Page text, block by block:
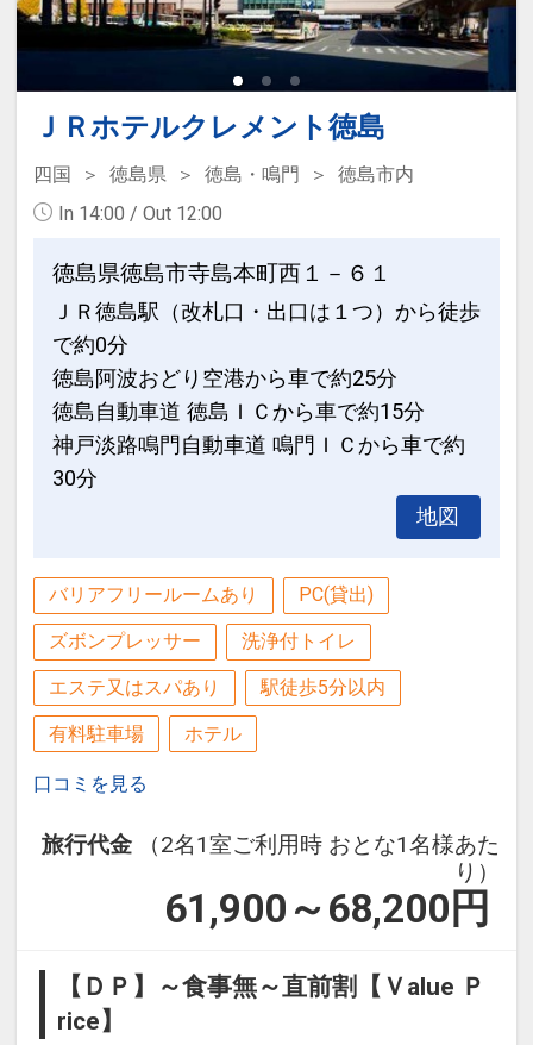
す（無料）
設定期間：2025年8月22日～2027年2月
2日
200000041427
ＪＲホテルクレメント徳島
四国 徳島県 徳島・鳴門
徳島市内
In 14:00 / Out 12:00
徳島県徳島市寺島本町西１－６１
ＪＲ徳島駅（改札口・出口は１つ）から徒歩
で約0分
徳島阿波おどり空港から車で約25分
徳島自動車道 徳島ＩＣから車で約15分
神戸淡路鳴門自動車道 鳴門ＩＣから車で約
30分
地図
バリアフリールームあり PC(貸出)
ズボンプレッサー 洗浄付トイレ
エステ又はスパあり 駅徒歩5分以内
有料駐車場 ホテル
口コミを見る
旅行代金
（2名1室ご利用時 おとな1名様あた
り）
61,900～68,200 円
【ＤＰ】～食事無～直前割【Ｖalue Ｐ
rice】